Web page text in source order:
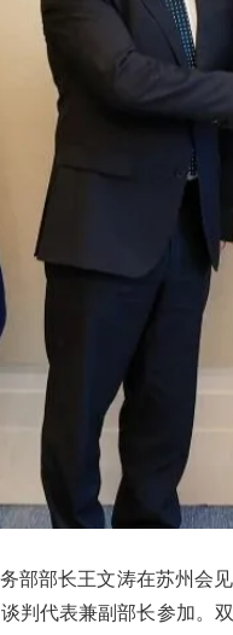
部部长王文涛在苏州会
判代表兼副部长参加。